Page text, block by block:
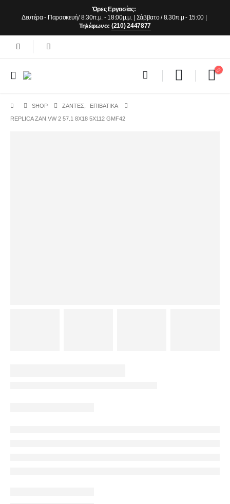
Ώρες Εργασίας:
Δευτέρα - Παρασκευή/ 8:30π.μ. - 18:00μ.μ. | Σάββατο / 8.30π.μ - 15:00 |
Τηλέφωνο: (210) 2447877
SHOP ΖΆΝΤΕΣ ΕΠΙΒΑΤΙΚΑ
REPLICA ZAN.VW 2 57.1 8X18 5X112 GMF42